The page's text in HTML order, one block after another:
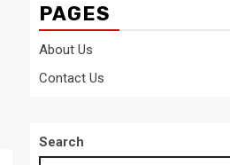
PAGES
About Us
Contact Us
Search